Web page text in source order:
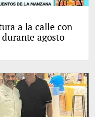
a la calle con
agosto